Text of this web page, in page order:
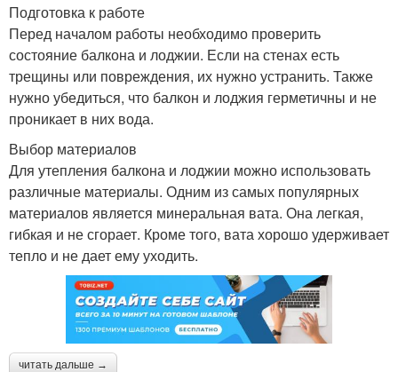
Подготовка к работе
Перед началом работы необходимо проверить
состояние балкона и лоджии. Если на стенах есть
трещины или повреждения, их нужно устранить. Также
нужно убедиться, что балкон и лоджия герметичны и не
проникает в них вода.
Выбор материалов
Для утепления балкона и лоджии можно использовать
различные материалы. Одним из самых популярных
материалов является минеральная вата. Она легкая,
гибкая и не сгорает. Кроме того, вата хорошо удерживает
тепло и не дает ему уходить.
читать дальше →